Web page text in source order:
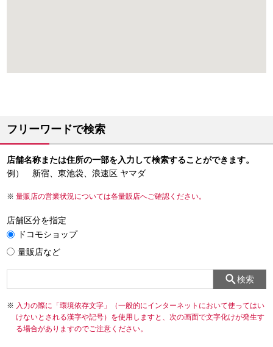
フリーワードで検索
店舗名称または住所の一部を入力して検索することができます。
例） 新宿、東池袋、浪速区 ヤマダ
量販店の営業状況については各量販店へご確認ください。
店舗区分を指定
ドコモショップ
量販店など
検索
入力の際に「環境依存文字」（一般的にインターネットにおいて使ってはい
けないとされる漢字や記号）を使用しますと、次の画面で文字化けが発生す
る場合がありますのでご注意ください。